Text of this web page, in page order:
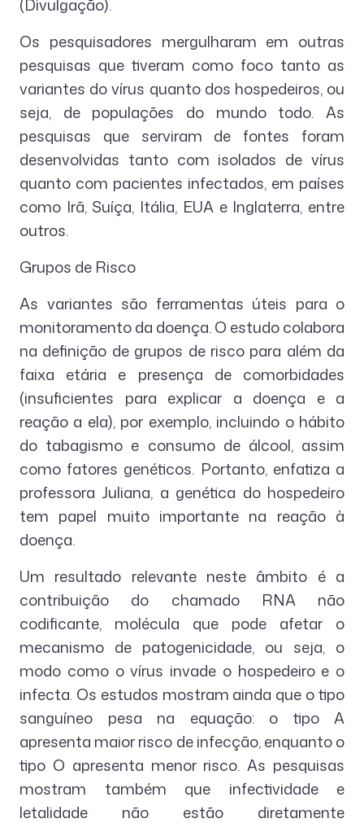
(Divulgação).
Os pesquisadores mergulharam em outras
pesquisas que tiveram como foco tanto as
variantes do vírus quanto dos hospedeiros, ou
seja, de populações do mundo todo. As
pesquisas que serviram de fontes foram
desenvolvidas tanto com isolados de vírus
quanto com pacientes infectados, em países
como Irã, Suíça, Itália, EUA e Inglaterra, entre
outros.
Grupos de Risco
As variantes são ferramentas úteis para o
monitoramento da doença. O estudo colabora
na definição de grupos de risco para além da
faixa etária e presença de comorbidades
(insuficientes para explicar a doença e a
reação a ela), por exemplo, incluindo o hábito
do tabagismo e consumo de álcool, assim
como fatores genéticos. Portanto, enfatiza a
professora Juliana, a genética do hospedeiro
tem papel muito importante na reação à
doença.
Um resultado relevante neste âmbito é a
contribuição do chamado RNA não
codificante, molécula que pode afetar o
mecanismo de patogenicidade, ou seja, o
modo como o vírus invade o hospedeiro e o
infecta. Os estudos mostram ainda que o tipo
sanguíneo pesa na equação: o tipo A
apresenta maior risco de infecção, enquanto o
tipo O apresenta menor risco. As pesquisas
mostram também que infectividade e
letalidade não estão diretamente